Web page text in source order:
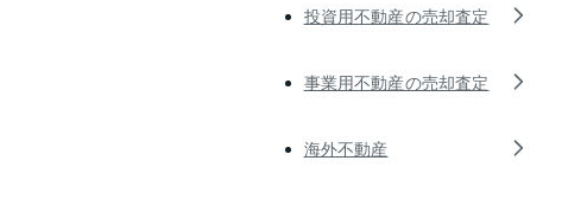
投資用不動産の売却査定
事業用不動産の売却査定
海外不動産